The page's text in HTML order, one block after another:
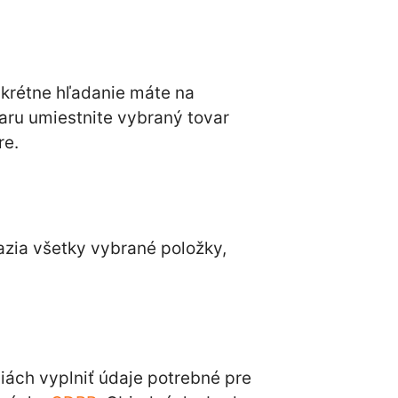
hľadanie máte na
umiestnite vybraný tovar
všetky vybrané položky,
vyplniť údaje potrebné pre